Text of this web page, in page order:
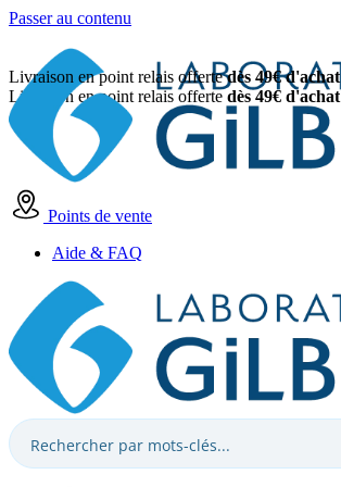
Passer au contenu
Livraison en point relais offertedès 49€ d'achat
Livraison en point relais offertedès 49€ d'achat
Points de vente
Aide & FAQ